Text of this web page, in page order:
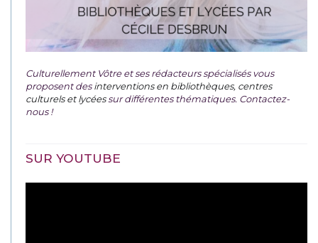
Culturellement Vôtre et ses rédacteurs spécialisés vous
proposent desinterventions en bibliothèques, centres
culturels et lycéessur différentes thématiques. Contactez-
nous !
SUR YOUTUBE